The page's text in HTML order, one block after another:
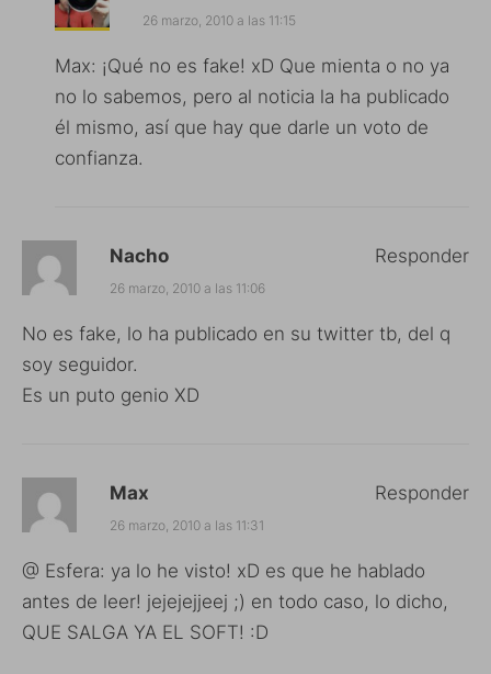
26 marzo, 2010 a las 11:15
Max: ¡Qué no es fake! xD Que mienta o no ya
no lo sabemos, pero al noticia la ha publicado
él mismo, así que hay que darle un voto de
confianza.
Nacho
26 marzo, 2010 a las 11:06
No es fake, lo ha publicado en su twitter tb, del q
soy seguidor.
Es un puto genio XD
Responder
Max
26 marzo, 2010 a las 11:31
@ Esfera: ya lo he visto! xD es que he hablado
antes de leer! jejejejjeej ;) en todo caso, lo dicho,
QUE SALGA YA EL SOFT! :D
Responder